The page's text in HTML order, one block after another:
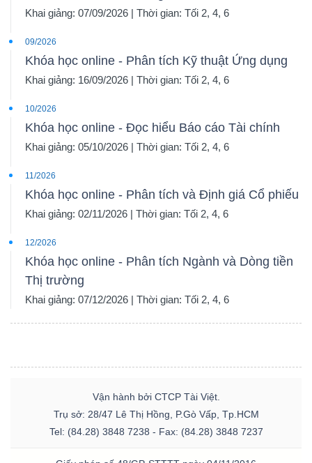
Khai giảng: 07/09/2026 | Thời gian: Tối 2, 4, 6
09/2026
Khóa học online - Phân tích Kỹ thuật Ứng dụng
Khai giảng: 16/09/2026 | Thời gian: Tối 2, 4, 6
10/2026
Khóa học online - Đọc hiểu Báo cáo Tài chính
Khai giảng: 05/10/2026 | Thời gian: Tối 2, 4, 6
11/2026
Khóa học online - Phân tích và Định giá Cổ phiếu
Khai giảng: 02/11/2026 | Thời gian: Tối 2, 4, 6
12/2026
Khóa học online - Phân tích Ngành và Dòng tiền
Thị trường
Khai giảng: 07/12/2026 | Thời gian: Tối 2, 4, 6
Vận hành bởi CTCP Tài Việt.
Trụ sở: 28/47 Lê Thị Hồng, P.Gò Vấp, Tp.HCM
Tel: (84.28) 3848 7238 - Fax: (84.28) 3848 7237
Dữ
liệu
chính